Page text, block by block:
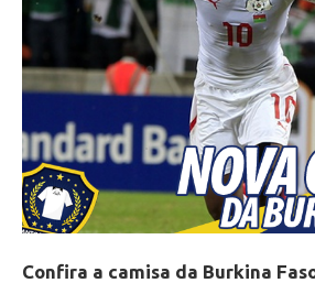
Confira a camisa da Burkina